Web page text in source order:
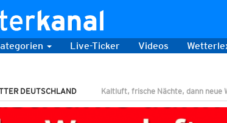
Live-Ticker Videos
DEUTSCHLAND Kaltluft, frische Nächte, dann neue